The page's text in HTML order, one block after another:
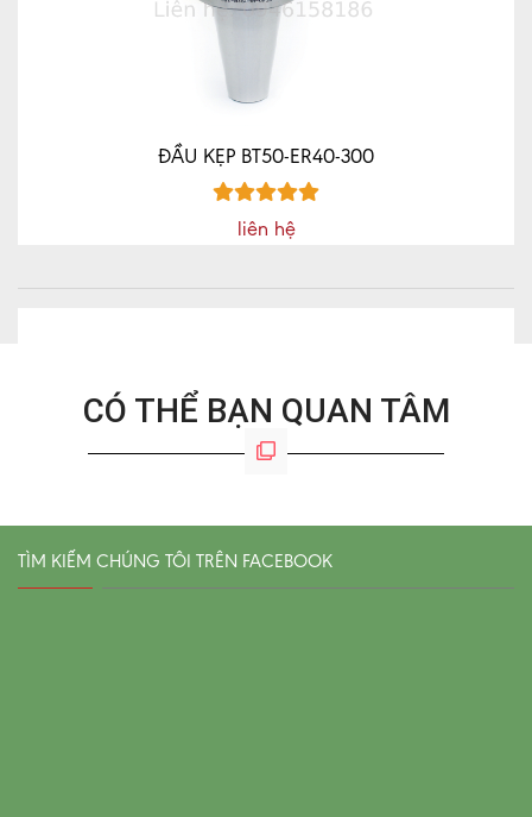
ĐẦU KẸP BT50-ER40-300
liên hệ
CÓ THỂ BẠN QUAN TÂM
TÌM KIẾM CHÚNG TÔI TRÊN FACEBOOK